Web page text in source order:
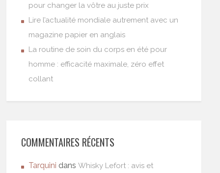
pour changer la vôtre au juste prix
Lire l’actualité mondiale autrement avec un
magazine papier en anglais
La routine de soin du corps en été pour
homme : efficacité maximale, zéro effet
collant
COMMENTAIRES RÉCENTS
Tarquini dansWhisky Lefort : avis et